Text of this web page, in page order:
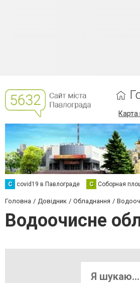
Карта
C covid19 в Павлограде С Соборная
Головна Довідник Обладнання
Водоочисне